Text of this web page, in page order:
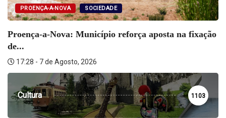
PROENÇA-A-NOVA SOCIEDADE
Proença-a-Nova: Município reforça aposta na fixação
de...
17:28 - 7 de Agosto, 2026
Cultura 1103